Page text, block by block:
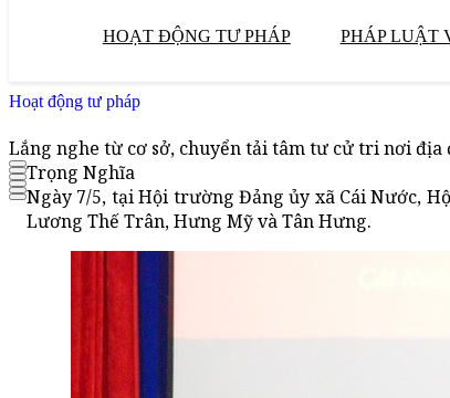
HOẠT ĐỘNG TƯ PHÁP PHÁP LUẬT
Hoạt động tư pháp
Lắng nghe từ cơ sở, chuyển tải tâm tư cử tri nơi địa
Trọng Nghĩa
Ngày 7/5, tại Hội trường Đảng ủy xã Cái Nước,
Lương Thế Trân, Hưng Mỹ và Tân Hưng.